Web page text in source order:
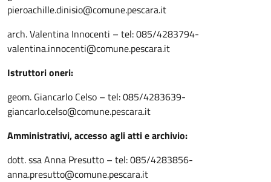
pieroachille.dinisio@comune.pescara.it
arch. Valentina Innocenti – tel: 085/4283794-
valentina.innocenti@comune.pescara.it
Istruttori oneri:
geom. Giancarlo Celso – tel: 085/4283639-
giancarlo.celso@comune.pescara.it
Amministrativi, accesso agli atti e archivio:
dott. ssa Anna Presutto – tel: 085/4283856-
anna.presutto@comune.pescara.it